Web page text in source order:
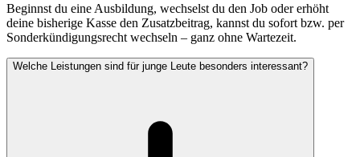
Beginnst du eine Ausbildung, wechselst du den Job oder erhöht
deine bisherige Kasse den Zusatzbeitrag, kannst du sofort bzw. per
Sonderkündigungsrecht wechseln – ganz ohne Wartezeit.
Welche Leistungen sind für junge Leute besonders interessant?